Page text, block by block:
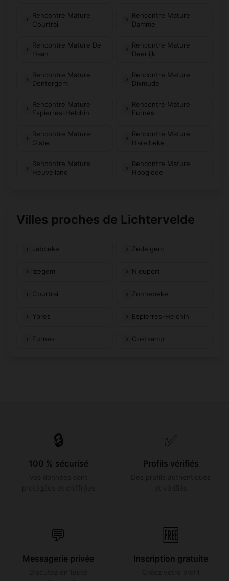
Rencontre Mature
Courtrai
Rencontre Mature
Damme
Rencontre Mature De
Haan
Rencontre Mature
Deerlijk
Rencontre Mature
Dentergem
Rencontre Mature
Dixmude
Rencontre Mature
Espierres-Helchin
Rencontre Mature
Furnes
Rencontre Mature
Gistel
Rencontre Mature
Harelbeke
Rencontre Mature
Heuvelland
Rencontre Mature
Hooglede
Villes proches de Lichtervelde
Jabbeke Zedelgem
Izegem Nieuport
Courtrai Zonnebeke
Ypres Espierres-Helchin
Furnes Oostkamp
🔒
100 % sécurisé
✅
Profils vérifiés
💬
Messagerie privée
🆓
Inscription gratuite